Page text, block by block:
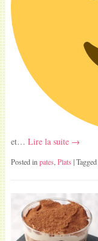
et… Lire la suite →
Posted inpates, Plats | Tagged